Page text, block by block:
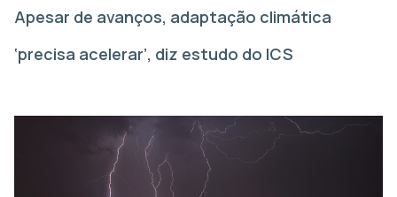
Apesar de avanços, adaptação climática
‘precisa acelerar’, diz estudo do ICS